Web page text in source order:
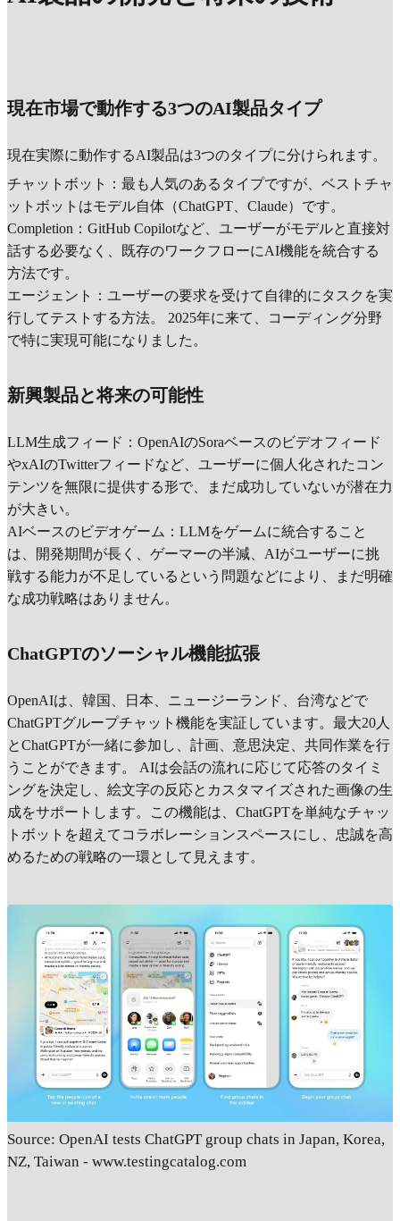
現在市場で動作する3つのAI製品タイプ
現在実際に動作するAI製品は3つのタイプに分けられます。
チャットボット：最も人気のあるタイプですが、ベストチャ
ットボットはモデル自体（ChatGPT、Claude）です。
Completion：GitHub Copilotなど、ユーザーがモデルと直接対
話する必要なく、既存のワークフローにAI機能を統合する
方法です。
エージェント：ユーザーの要求を受けて自律的にタスクを実
行してテストする方法。 2025年に来て、コーディング分野
で特に実現可能になりました。
新興製品と将来の可能性
LLM生成フィード：OpenAIのSoraベースのビデオフィード
やxAIのTwitterフィードなど、ユーザーに個人化されたコン
テンツを無限に提供する形で、まだ成功していないが潜在力
が大きい。
AIベースのビデオゲーム：LLMをゲームに統合すること
は、開発期間が長く、ゲーマーの半減、AIがユーザーに挑
戦する能力が不足しているという問題などにより、まだ明確
な成功戦略はありません。
ChatGPTのソーシャル機能拡張
OpenAIは、韓国、日本、ニュージーランド、台湾などで
ChatGPTグループチャット機能を実証しています。最大20人
とChatGPTが一緒に参加し、計画、意思決定、共同作業を行
うことができます。 AIは会話の流れに応じて応答のタイミ
ングを決定し、絵文字の反応とカスタマイズされた画像の生
成をサポートします。この機能は、ChatGPTを単純なチャッ
トボットを超えてコラボレーションスペースにし、忠誠を高
めるための戦略の一環として見えます。
Source: OpenAI tests ChatGPT group chats in Japan, Korea,
NZ, Taiwan - www.testingcatalog.com